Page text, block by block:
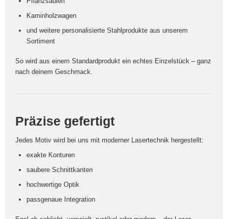
Kaminholzwagen
und weitere personalisierte Stahlprodukte aus unserem
Sortiment
So wird aus einem Standardprodukt ein echtes Einzelstück – ganz
nach deinem Geschmack.
Präzise gefertigt
Jedes Motiv wird bei uns mit moderner Lasertechnik hergestellt:
exakte Konturen
saubere Schnittkanten
hochwertige Optik
passgenaue Integration